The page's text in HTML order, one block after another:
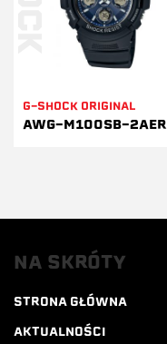
G-SHOCK ORIGINAL
AWG-M100SB-2AER
NA SKRÓTY
STRONA GŁÓWNA
AKTUALNOŚCI